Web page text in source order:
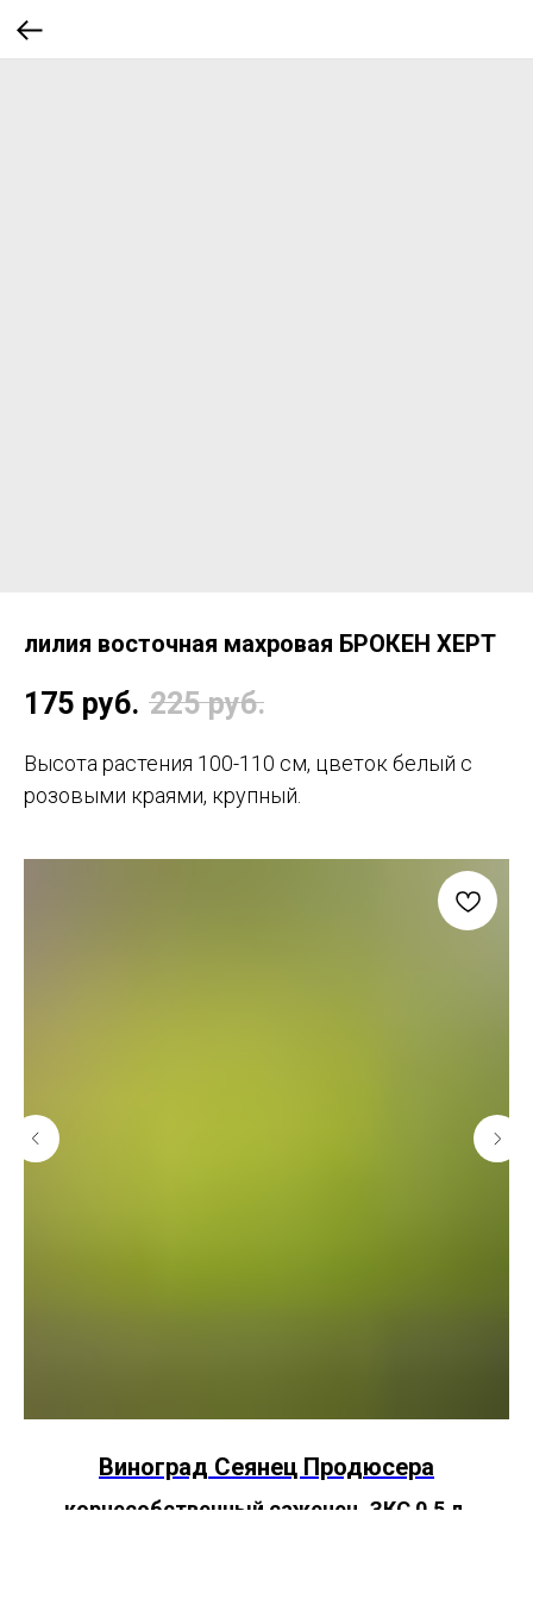
лилия восточная махровая БРОКЕН ХЕРТ
175 руб. 225 руб.
Высота растения 100-110 см, цветок белый с
розовыми краями, крупный.
Виноград Сеянец Продюсера
корнесобственный саженец, ЗКС 0,5 л.